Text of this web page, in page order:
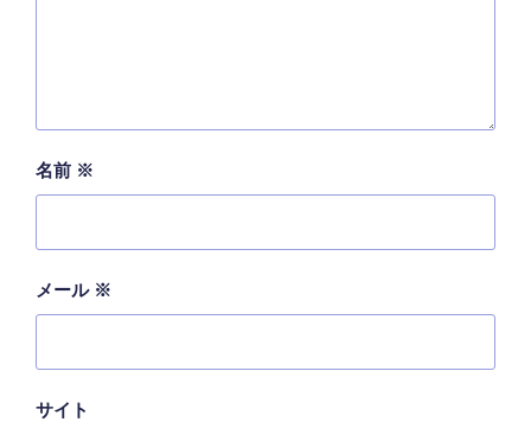
名前 ※
メール ※
サイト